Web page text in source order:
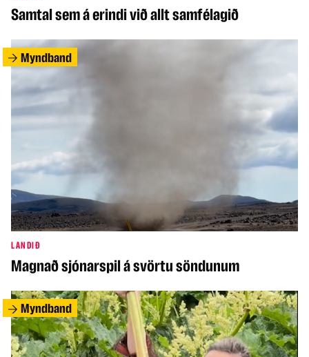
Samtal sem á erindi við allt samfélagið
Myndband
LANDIÐ
Magnað sjónarspil á svörtu söndunum
Myndband